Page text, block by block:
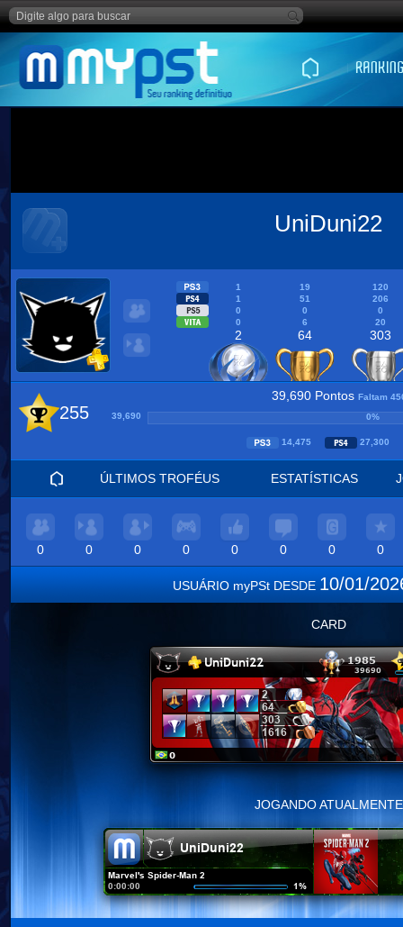
UniDuni22
1 19
120
1
51
206
0
0
0
0
6 20
2 64 303
255
39,690 Pontos Faltam
39,690
0%
14,475 27,300
ÚLTIMOS TROFÉUS ESTATÍSTICAS
0 0 0 0 0 0 0 0
USUÁRIO myPSt DESDE 10/01/
CARD
JOGANDO ATUALMENTE